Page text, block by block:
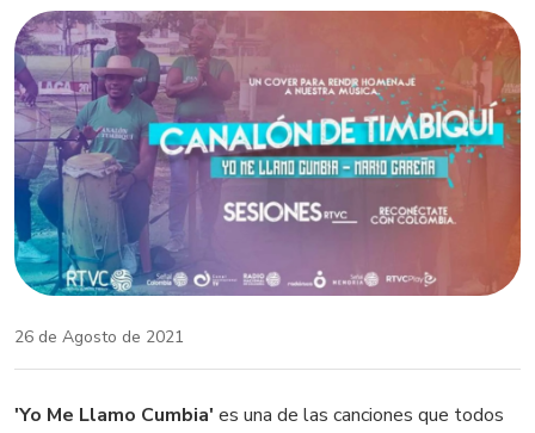
26 de Agosto de 2021
'Yo Me Llamo Cumbia' es una de las canciones que todos